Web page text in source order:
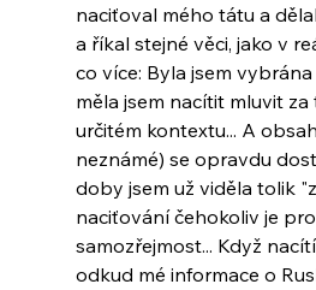
naciťoval mého tátu a
a říkal stejné věci, jako v
co více: Byla jsem
měla jsem nacítit mluvit za
určitém kontextu... A
neznámé) se opravdu
doby jsem už viděla tolik
naciťování čehokoliv je
samozřejmost... Když
odkud mé informace o